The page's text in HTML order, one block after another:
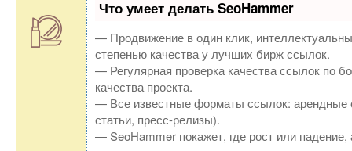
Что умеет делать SeoHammer
— Продвижение в один клик,
степенью качества у лучших бирж ссылок.
— Регулярная проверка качества ссылок по
качества проекта.
— Все известные форматы ссылок: арендные
статьи, пресс-релизы).
— SeoHammer покажет, где рост или